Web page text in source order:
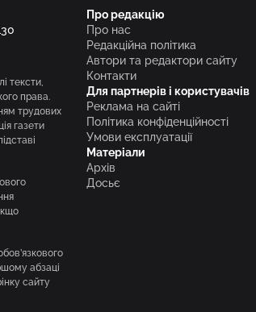
тексти,
права.
трудових
газети
абзаці
сайту
Про редакцію
Про нас
Редакційна політика
Автори та редактори сайту
Контакти
Для партнерів і користувачів
Реклама на сайті
Політика конфіденційності
Умови експлуатації
Матеріали
Архів
Досьє